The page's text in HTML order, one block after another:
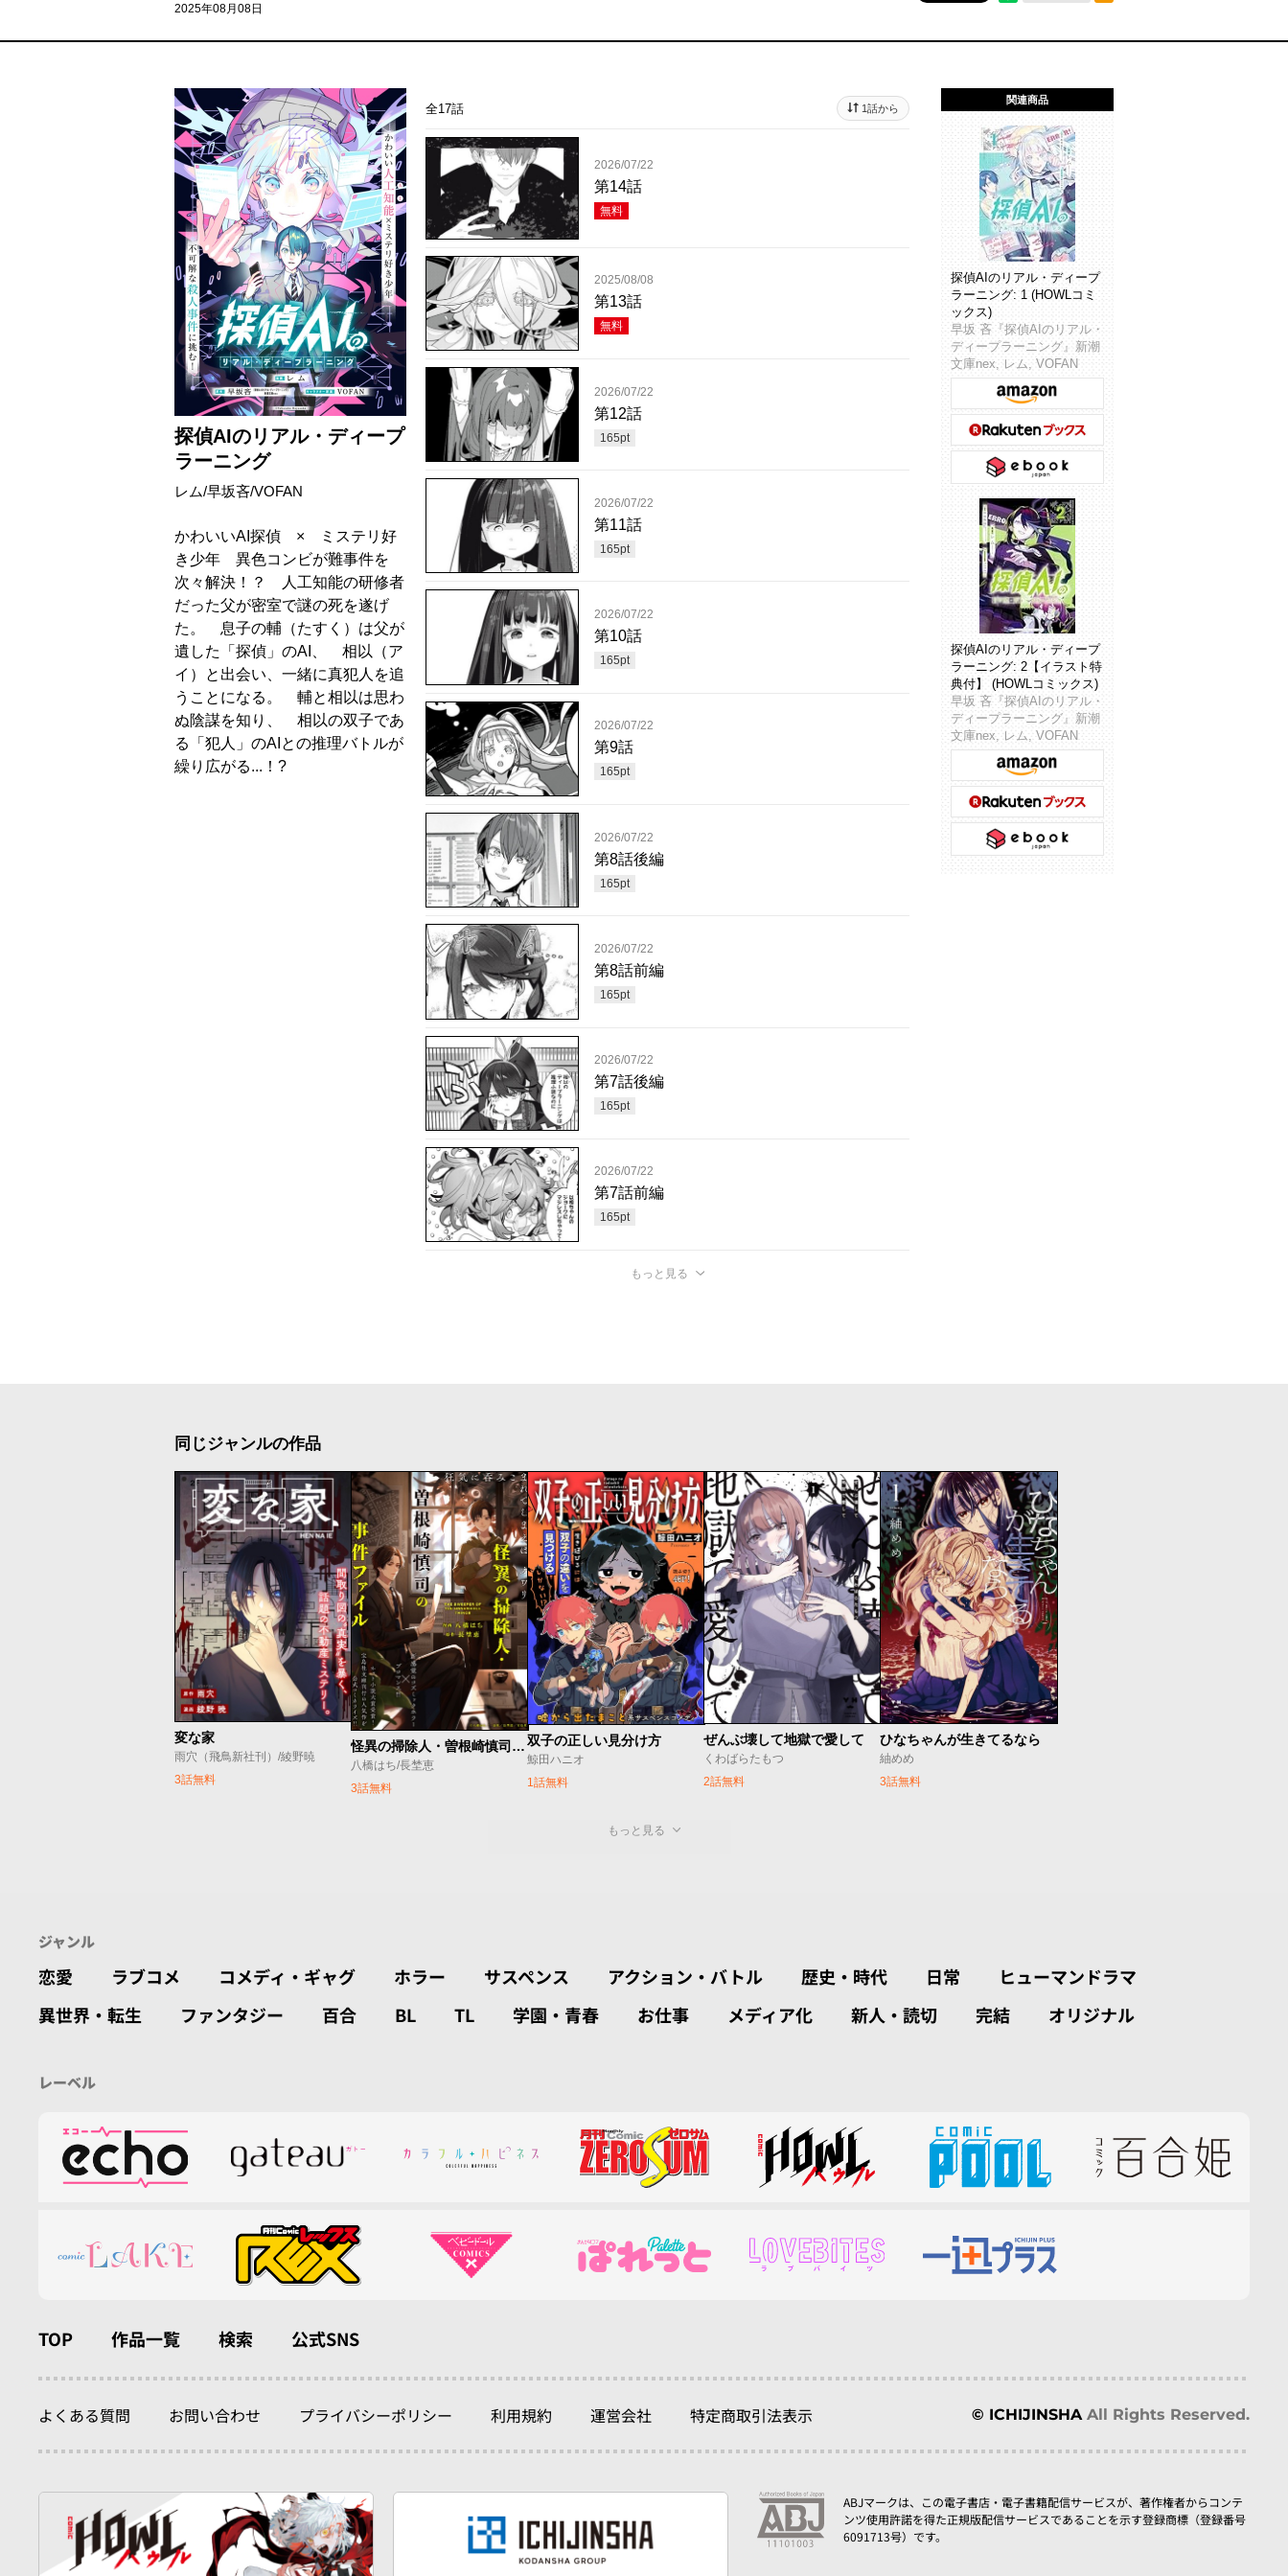
2025年08月08日
探偵AIのリアル・ディープ
ラーニング
レム/早坂吝/VOFAN
かわいいAI探偵 × ミステリ好
き少年 異色コンビが難事件を
次々解決！？ 人工知能の研修者
だった父が密室で謎の死を遂げ
た。 息子の輔（たすく）は父が
遺した「探偵」のAI、 相以（ア
イ）と出会い、一緒に真犯人を追
うことになる。 輔と相以は思わ
ぬ陰謀を知り、 相以の双子であ
る「犯人」のAIとの推理バトルが
繰り広がる...！?
全17話 1話から
2026/07/22
第14話
無料
2025/08/08
第13話
無料
2026/07/22
第12話
165pt
2026/07/22
第11話
165pt
2026/07/22
第10話
165pt
2026/07/22
第9話
165pt
2026/07/22
第8話後編
165pt
2026/07/22
第8話前編
165pt
2026/07/22
第7話後編
165pt
2026/07/22
第7話前編
165pt
もっと見る
関連商品
探偵AIのリアル・ディープ
ラーニング: 1 (HOWLコミ
ックス)
早坂 吝『探偵AIのリアル・
ディープラーニング』新潮
文庫nex, レム, VOFAN
探偵AIのリアル・ディープ
ラーニング: 2【イラスト特
典付】 (HOWLコミックス)
早坂 吝『探偵AIのリアル・
ディープラーニング』新潮
文庫nex, レム, VOFAN
同じジャンルの作品
変な家
雨穴（飛鳥新社刊）/綾野暁
3話無料
怪異の掃除人・曽根崎慎司の事件ファイル
八橋はち/長埜恵
3話無料
双子の正しい見分け方
鯨田ハニオ
1話無料
ぜんぶ壊して地獄で愛して
くわばらたもつ
2話無料
ひなちゃんが生きてるなら
紬めめ
3話無料
もっと見る
ジャンル
恋愛 ラブコメ コメディ・ギャグ ホラー サスペンス アクション・バトル 歴史・時代 日常
ヒューマンドラマ
異世界・転生
ファンタジー 百合 BL TL 学園・青春 お仕事 メディア化 新人・読切 完結 オリジナル
レーベル
TOP 作品一覧 検索 公式SNS
よくある質問 お問い合わせ プライバシーポリシー 利用規約 運営会社 特定商取引法表示 © ICHIJINSHA All Rights Reserved.
ABJマークは、この電子書店・電子書籍配信サービスが、著作権者からコンテ
ンツ使用許諾を得た正規版配信サービスであることを示す登録商標（登録番号
6091713号）です。